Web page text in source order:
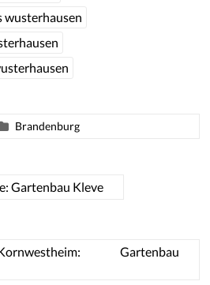
wusterhausen
Brandenburg
Gartenbau Kleve
Gartenbau